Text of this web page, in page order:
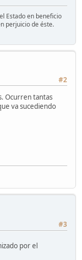
Estado en beneficio
perjuicio de éste.
#2
Ocurren tantas
va sucediendo
#3
por el